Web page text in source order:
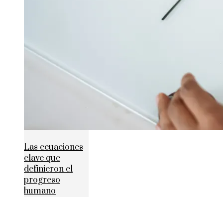
Las ecuaciones
clave que
definieron el
progreso
humano